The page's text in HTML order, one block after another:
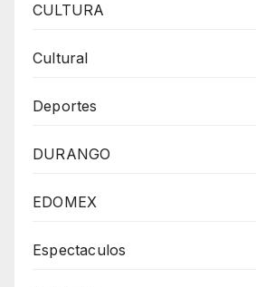
CULTURA
Cultural
Deportes
DURANGO
EDOMEX
Espectaculos